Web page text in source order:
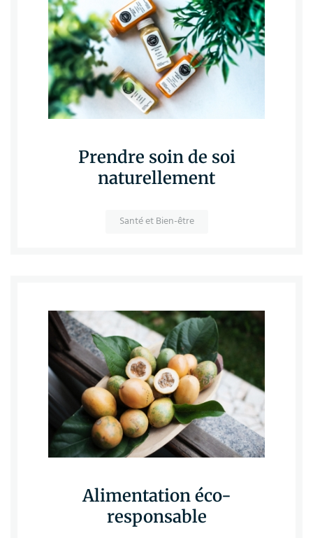
Prendre soin de soi
naturellement
Santé et Bien-être
Alimentation éco-
responsable